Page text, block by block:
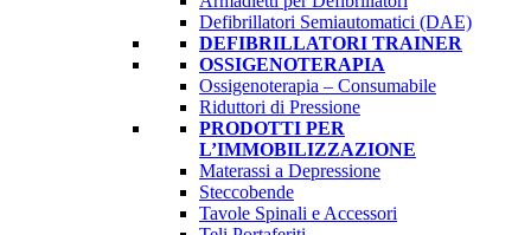
Defibrillatori Semiautomatici (DAE)
DEFIBRILLATORI TRAINER
OSSIGENOTERAPIA
Ossigenoterapia – Consumabile
Riduttori di Pressione
PRODOTTI PER
L’IMMOBILIZZAZIONE
Materassi a Depressione
Steccobende
Tavole Spinali e Accessori